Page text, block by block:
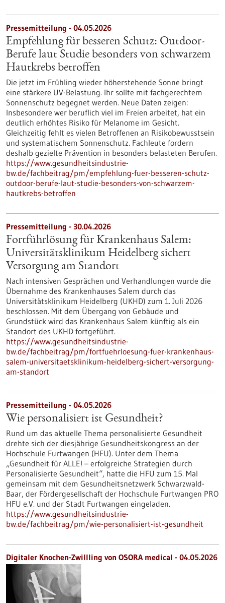
Pressemitteilung - 04.05.2026
Empfehlung für besseren Schutz: Outdoor-
Berufe laut Studie besonders von schwarzem
Hautkrebs betroffen
Die jetzt im Frühling wieder höherstehende Sonne bringt
eine stärkere UV-Belastung. Ihr sollte mit fachgerechtem
Sonnenschutz begegnet werden. Neue Daten zeigen:
Insbesondere wer beruflich viel im Freien arbeitet, hat ein
deutlich erhöhtes Risiko für Melanome im Gesicht.
Gleichzeitig fehlt es vielen Betroffenen an Risikobewusstsein
und systematischem Sonnenschutz. Fachleute fordern
deshalb gezielte Prävention in besonders belasteten Berufen.
https://www.gesundheitsindustrie-
bw.de/fachbeitrag/pm/empfehlung-fuer-besseren-schutz-
outdoor-berufe-laut-studie-besonders-von-schwarzem-
hautkrebs-betroffen
Pressemitteilung - 30.04.2026
Fortführlösung für Krankenhaus Salem:
Universitätsklinikum Heidelberg sichert
Versorgung am Standort
Nach intensiven Gesprächen und Verhandlungen wurde die
Übernahme des Krankenhauses Salem durch das
Universitätsklinikum Heidelberg (UKHD) zum 1. Juli 2026
beschlossen. Mit dem Übergang von Gebäude und
Grundstück wird das Krankenhaus Salem künftig als ein
Standort des UKHD fortgeführt.
https://www.gesundheitsindustrie-
bw.de/fachbeitrag/pm/fortfuehrloesung-fuer-krankenhaus-
salem-universitaetsklinikum-heidelberg-sichert-versorgung-
am-standort
Pressemitteilung - 04.05.2026
Wie personalisiert ist Gesundheit?
Rund um das aktuelle Thema personalisierte Gesundheit
drehte sich der diesjährige Gesundheitskongress an der
Hochschule Furtwangen (HFU). Unter dem Thema
„Gesundheit für ALLE! – erfolgreiche Strategien durch
Personalisierte Gesundheit“, hatte die HFU zum 15. Mal
gemeinsam mit dem Gesundheitsnetzwerk Schwarzwald-
Baar, der Fördergesellschaft der Hochschule Furtwangen PRO
HFU e.V. und der Stadt Furtwangen eingeladen.
https://www.gesundheitsindustrie-
bw.de/fachbeitrag/pm/wie-personalisiert-ist-gesundheit
Digitaler Knochen-Zwillling von OSORA medical - 04.05.2026